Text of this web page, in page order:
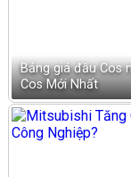
Bảng giá đầu Cos
Cos Mới Nhất